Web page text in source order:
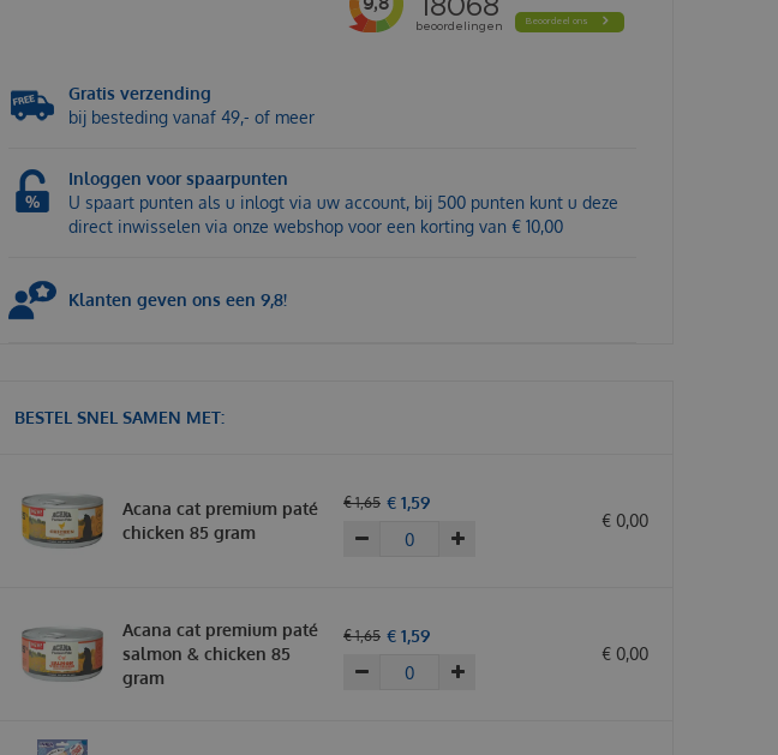
Gratis verzending
bij besteding vanaf 49,- of meer
Inloggen voor spaarpunten
U spaart punten als u inlogt via uw account, bij 500 punten kunt u deze
direct inwisselen via onze webshop voor een korting van € 10,00
Klanten geven ons een 9,8!
BESTEL SNEL SAMEN MET:
Acana cat premium paté
chicken 85 gram
€ 1,65 € 1,59
€ 0,00
Acana cat premium paté
salmon & chicken 85
gram
€ 1,65 € 1,59
€ 0,00